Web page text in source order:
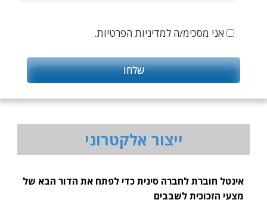
אני מסכימ/ה למדיניות הפרטיות.
ייצור אלקטרוני
אינטל חוברת לחברה סינית כדי לפתח את הדור הבא של
מצעי הזכוכית לשבבים